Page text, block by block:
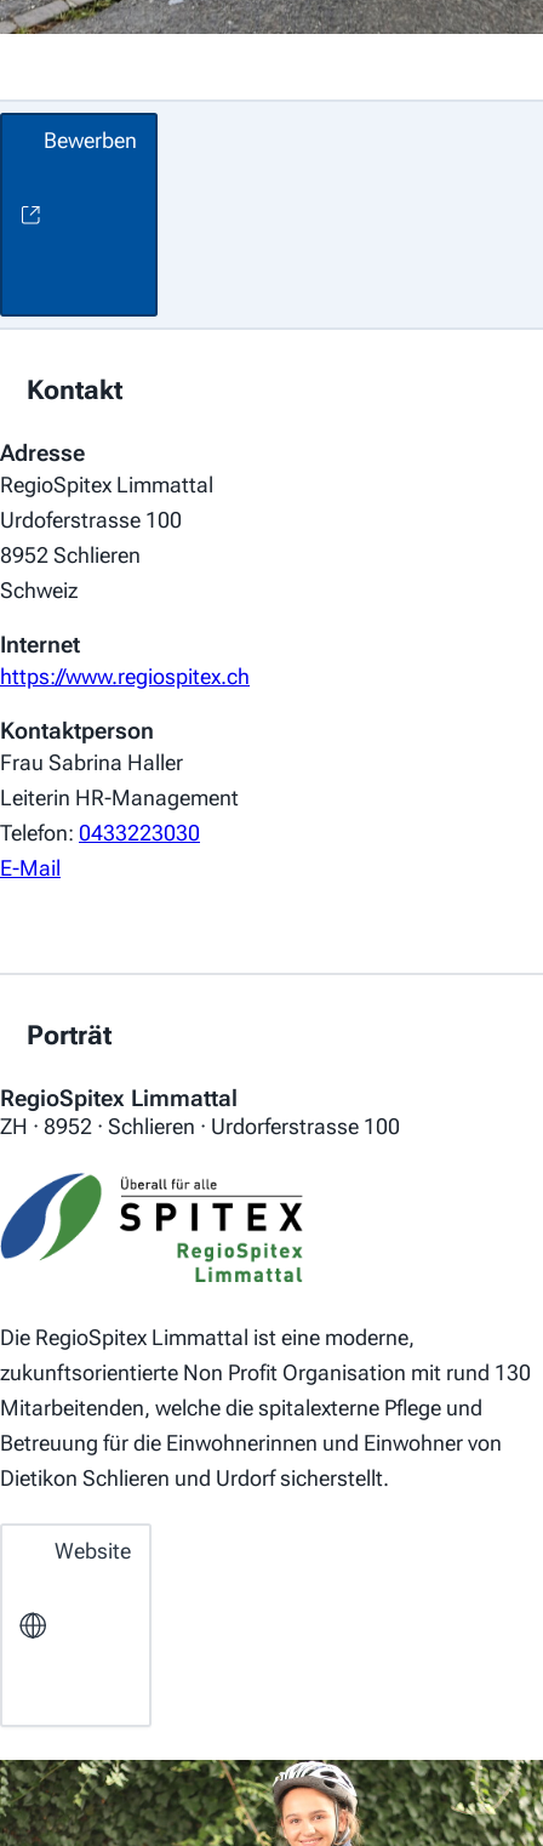
Bewerben
Kontakt
Adresse
RegioSpitex Limmattal
Urdoferstrasse 100
8952 Schlieren
Schweiz
Internet
https://www.regiospitex.ch
Kontaktperson
Frau Sabrina Haller
Leiterin HR-Management
Telefon: 0433223030
E-Mail
Porträt
RegioSpitex Limmattal
ZH · 8952 · Schlieren · Urdorferstrasse 100
Die RegioSpitex Limmattal ist eine moderne,
zukunftsorientierte Non Profit Organisation mit rund 130
Mitarbeitenden, welche die spitalexterne Pflege und
Betreuung für die Einwohnerinnen und Einwohner von
Dietikon Schlieren und Urdorf sicherstellt.
Website